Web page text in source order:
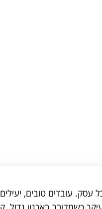
עובדים טובים,